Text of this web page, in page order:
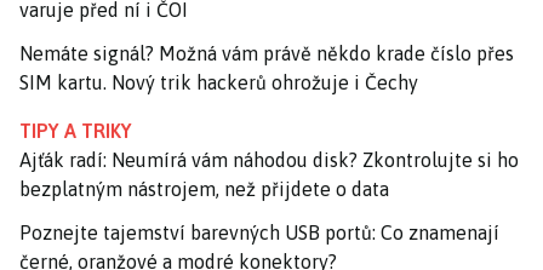
varuje před ní i ČOI
Nemáte signál? Možná vám právě někdo krade číslo přes
SIM kartu. Nový trik hackerů ohrožuje i Čechy
TIPY A TRIKY
Ajťák radí: Neumírá vám náhodou disk? Zkontrolujte si ho
bezplatným nástrojem, než přijdete o data
Poznejte tajemství barevných USB portů: Co znamenají
černé, oranžové a modré konektory?